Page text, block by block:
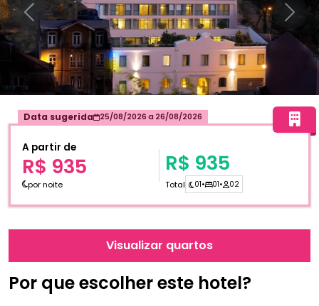
Anterior
Por que escolher este hotel?
Data sugerida 25/08/2026 a 26/08/2026
A partir de
R$ 935
por noite
R$ 935
Total 01• 01• 02
Visualizar quartos